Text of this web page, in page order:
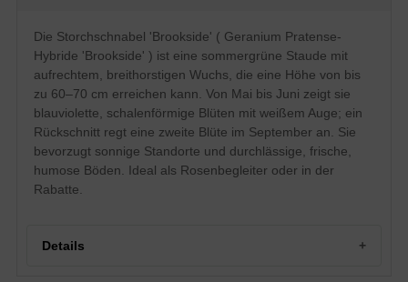
Frucht
Frucht, geschnäbelt
Blüte
Blauviolett mit weißem Auge,
schalenförmig
Blütezeit
Mai bis Juni
Boden
Gut durchlässige, frische, humose,
nährstoffreiche Untergründe
Standort
Sonnig
Pflanzen pro
2
Die Storchschnabel 'Brookside' ( Geranium Pratense-
Hybride 'Brookside' ) ist eine sommergrüne Staude mit
aufrechtem, breithorstigen Wuchs, die eine Höhe von bis
zu 60–70 cm erreichen kann. Von Mai bis Juni zeigt sie
blauviolette, schalenförmige Blüten mit weißem Auge; ein
Rückschnitt regt eine zweite Blüte im September an. Sie
bevorzugt sonnige Standorte und durchlässige, frische,
humose Böden. Ideal als Rosenbegleiter oder in der
Rabatte.
Details